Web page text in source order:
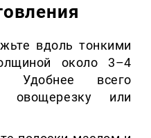
вдоль тонкими
около 3–4
Удобнее всего
овощерезку или